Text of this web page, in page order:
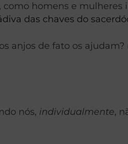
homens e
das chaves do
anjos de fato os ajudam?
nós, individualmente,